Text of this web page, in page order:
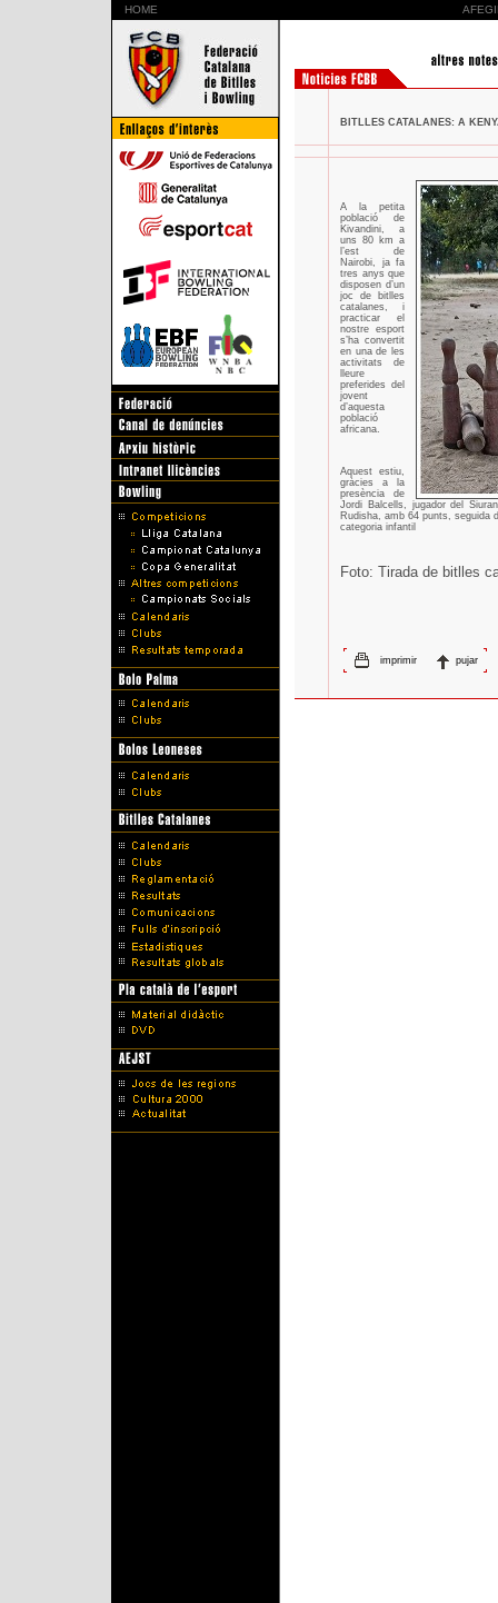
HOME
BITLLES CATALANES: A
A la petita
població de
Kivandini, a
uns 80 km a
l’est de
Nairobi, ja fa
tres anys que
disposen d’un
joc de bitlles
catalanes, i
practicar el
nostre esport
s’ha convertit
en una de les
activitats de
lleure
preferides del
jovent
d’aquesta
població
africana.
Aquest estiu,
gràcies a la
presència de
Jordi Balcells, jugador del
Rudisha, amb 64 punts, seguida
categoria infantil
Foto: Tirada de bitlles
imprimir pujar